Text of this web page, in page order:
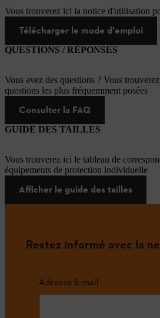
Vous trouverez ici la notice d'utilisation
Télécharger le mode d'emploi
QUESTIONS / RÉPONSES
Vous avez des questions ? Vous
questions les plus fréquemment posées
Consulter la FAQ
GUIDE DES TAILLES
Vous trouverez ici le tableau de
équipements de protection individuelle
Afficher le guide des tailles
Restez informé avec la
Adresse E-mail